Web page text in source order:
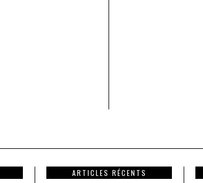
ARTICLES RÉCENTS